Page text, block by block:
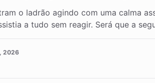
o ladrão agindo com uma calma
a tudo sem reagir. Será que a
2026